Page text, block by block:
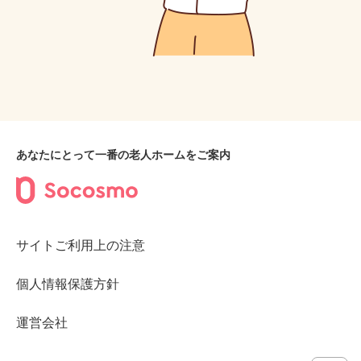
あなたにとって一番の老人ホームをご案内
サイトご利用上の注意
個人情報保護方針
運営会社